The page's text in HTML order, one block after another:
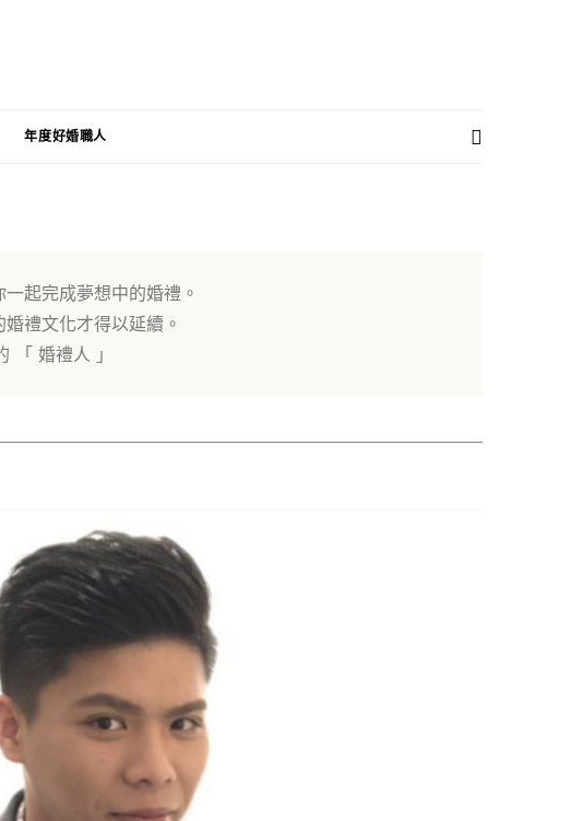
年度好婚職人
起完成夢想中的婚禮。
禮文化才得以延續。
「 婚禮人 」